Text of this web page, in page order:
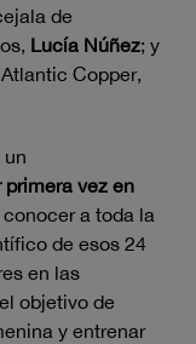
de
Lucía Núñez; y
Copper,
un
primera vez en
a toda la
de esos 24
en las
objetivo de
y entrenar